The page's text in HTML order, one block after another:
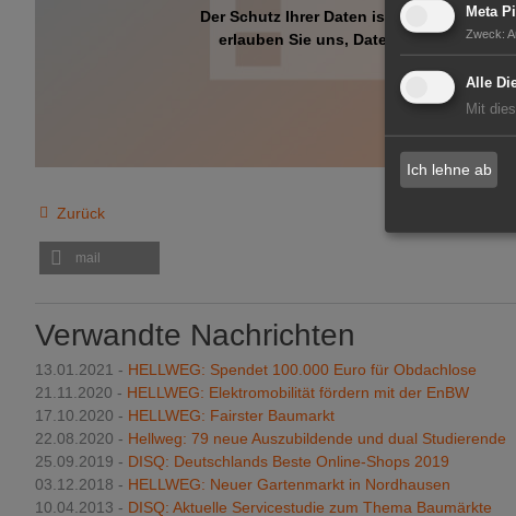
Der Schutz Ihrer Daten ist uns wichtig.
erlauben Sie uns, Daten von Dritt-
Zurück
mail
Verwandte Nachrichten
13.01.2021 - HELLWEG: Spendet 100.000 Euro für Obdachlose
21.11.2020 - HELLWEG: Elektromobilität fördern mit der EnBW
17.10.2020 - HELLWEG: Fairster Baumarkt
22.08.2020 - Hellweg: 79 neue Auszubildende und dual Studierende
25.09.2019 - DISQ: Deutschlands Beste Online-Shops 2019
03.12.2018 - HELLWEG: Neuer Gartenmarkt in Nordhausen
10.04.2013 - DISQ: Aktuelle Servicestudie zum Thema Baumärkte
Meta
Zweck:
Alle
Mit
Ich lehne ab